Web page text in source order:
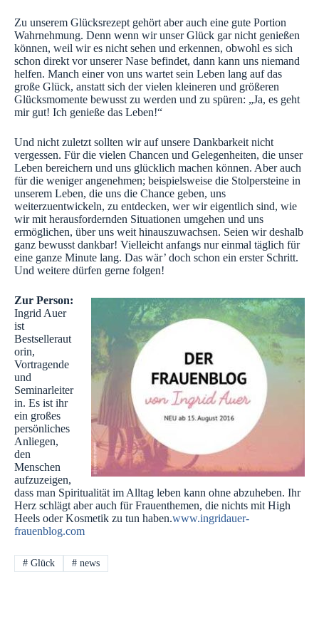
Zu unserem Glücksrezept gehört aber auch eine gute Portion
Wahrnehmung. Denn wenn wir unser Glück gar nicht genießen
können, weil wir es nicht sehen und erkennen, obwohl es sich
schon direkt vor unserer Nase befindet, dann kann uns niemand
helfen. Manch einer von uns wartet sein Leben lang auf das
große Glück, anstatt sich der vielen kleineren und größeren
Glücksmomente bewusst zu werden und zu spüren: „Ja, es geht
mir gut! Ich genieße das Leben!“
Und nicht zuletzt sollten wir auf unsere Dankbarkeit nicht
vergessen. Für die vielen Chancen und Gelegenheiten, die unser
Leben bereichern und uns glücklich machen können. Aber auch
für die weniger angenehmen; beispielsweise die Stolpersteine in
unserem Leben, die uns die Chance geben, uns
weiterzuentwickeln, zu entdecken, wer wir eigentlich sind, wie
wir mit herausfordernden Situationen umgehen und uns
ermöglichen, über uns weit hinauszuwachsen. Seien wir deshalb
ganz bewusst dankbar! Vielleicht anfangs nur einmal täglich für
eine ganze Minute lang. Das wär’ doch schon ein erster Schritt.
Und weitere dürfen gerne folgen!
Zur Person:
Ingrid Auer
ist
Bestselleraut
orin,
Vortragende
und
Seminarleiter
in. Es ist ihr
ein großes
persönliches
Anliegen,
den
Menschen
aufzuzeigen,
dass man Spiritualität im Alltag leben kann ohne abzuheben. Ihr
Herz schlägt aber auch für Frauenthemen, die nichts mit High
Heels oder Kosmetik zu tun haben.www.ingridauer-
frauenblog.com
#Glück #news